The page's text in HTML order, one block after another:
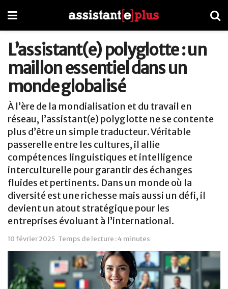
L’assistant(e) polyglotte : un
maillon essentiel dans un
monde globalisé
À l’ère de la mondialisation et du travail en
réseau, l’assistant(e) polyglotte ne se contente
plus d’être un simple traducteur. Véritable
passerelle entre les cultures, il allie
compétences linguistiques et intelligence
interculturelle pour garantir des échanges
fluides et pertinents. Dans un monde où la
diversité est une richesse mais aussi un défi, il
devient un atout stratégique pour les
entreprises évoluant à l’international.
10 février 2025 Temps de lecture : 4 minutes